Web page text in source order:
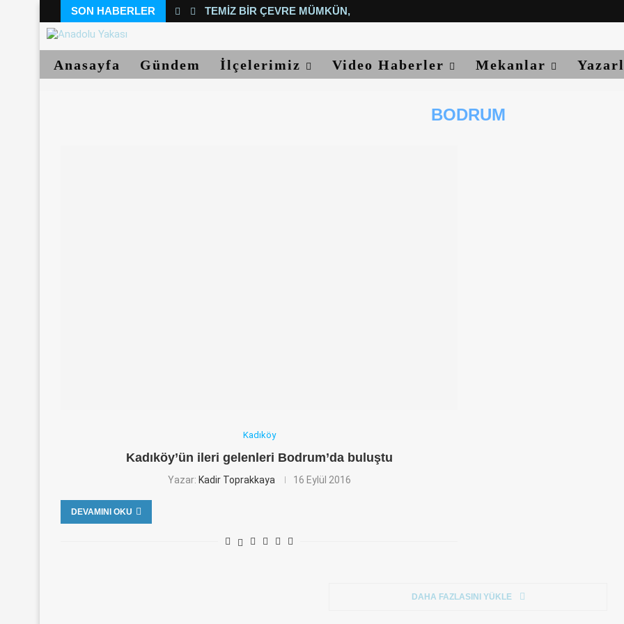
SON HABERLER TEMIZ BIR ÇEVRE MÜMKÜN, YETER...
Anasayfa Gündem İlçelerimiz Video Haberler Mekanlar
BODRUM
Kadıköy
Kadıköy’ün ileri gelenleri Bodrum’da buluştu
Yazar: Kadir Toprakkaya 16 Eylül 2016
DEVAMINI OKU
DAHA FAZLASINI YÜKLE